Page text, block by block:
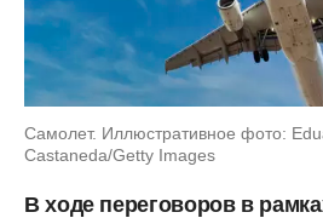
Самолет. Иллюстративное фото:
Castaneda/Getty Images
В ходе переговоров в